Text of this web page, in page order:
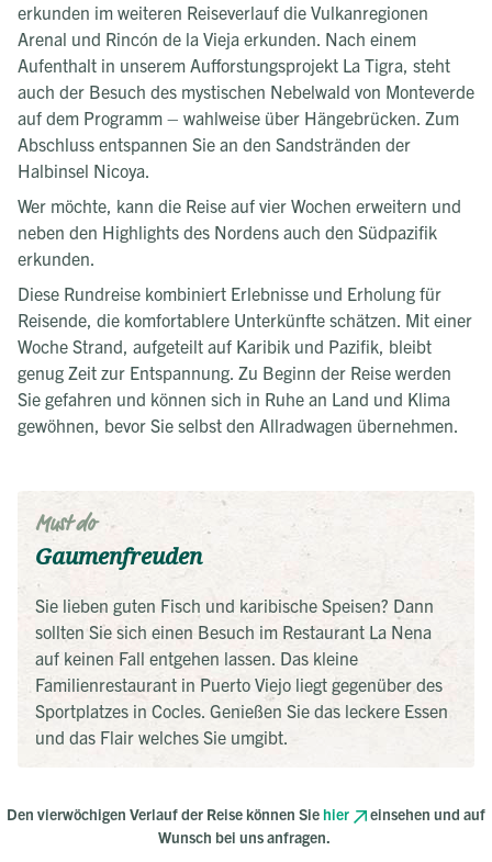
erkunden im weiteren Reiseverlauf die Vulkanregionen
Arenal und Rincón de la Vieja erkunden. Nach einem
Aufenthalt in unserem Aufforstungsprojekt La Tigra, steht
auch der Besuch des mystischen Nebelwald von Monteverde
auf dem Programm – wahlweise über Hängebrücken. Zum
Abschluss entspannen Sie an den Sandstränden der
Halbinsel Nicoya.
Wer möchte, kann die Reise auf vier Wochen erweitern und
neben den Highlights des Nordens auch den Südpazifik
erkunden.
Diese Rundreise kombiniert Erlebnisse und Erholung für
Reisende, die komfortablere Unterkünfte schätzen. Mit einer
Woche Strand, aufgeteilt auf Karibik und Pazifik, bleibt
genug Zeit zur Entspannung. Zu Beginn der Reise werden
Sie gefahren und können sich in Ruhe an Land und Klima
gewöhnen, bevor Sie selbst den Allradwagen übernehmen.
Must do
Gaumenfreuden
Sie lieben guten Fisch und karibische Speisen? Dann
sollten Sie sich einen Besuch im Restaurant La Nena
auf keinen Fall entgehen lassen. Das kleine
Familienrestaurant in Puerto Viejo liegt gegenüber des
Sportplatzes in Cocles. Genießen Sie das leckere Essen
und das Flair welches Sie umgibt.
Den vierwöchigen Verlauf der Reise können Sie hier
einsehen und auf
Wunsch bei uns anfragen.